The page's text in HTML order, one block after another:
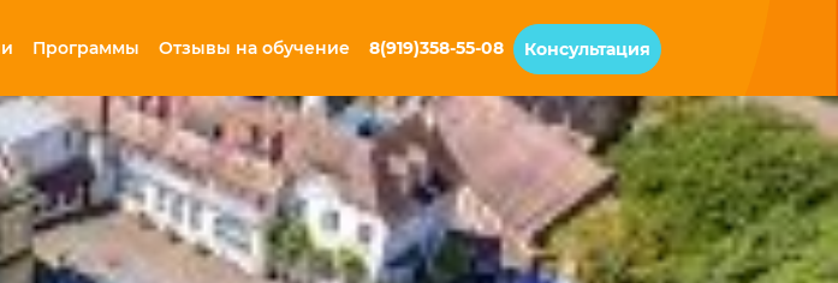
Программы Отзывы на обучение 8(919)358-55-08 Консультация